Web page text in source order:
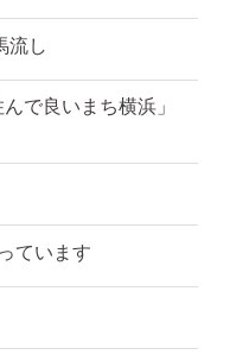
流し
で良いまち横浜」
ています